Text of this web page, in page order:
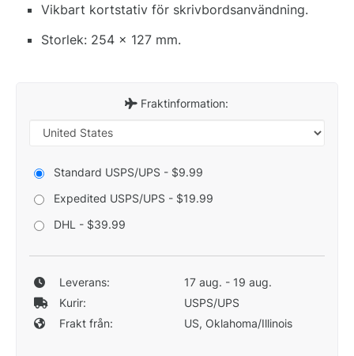
Vikbart kortstativ för skrivbordsanvändning.
Storlek: 254 x 127 mm.
Fraktinformation:
Standard USPS/UPS - $9.99
Expedited USPS/UPS - $19.99
DHL - $39.99
Leverans:
17 aug. - 19 aug.
Kurir:
USPS/UPS
Frakt från:
US, Oklahoma/Illinois